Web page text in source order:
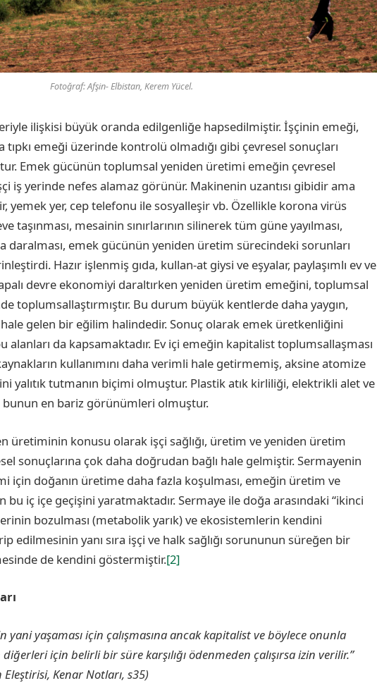
Fotoğraf: Afşin- Elbistan, Kerem Yücel.
ilişkisi büyük oranda edilgenliğe hapsedilmiştir. İşçinin emeği,
emeği üzerinde kontrolü olmadığı gibi çevresel sonuçları
Emek gücünün toplumsal yeniden üretimi emeğin çevresel
iş yerinde nefes alamaz görünür. Makinenin uzantısı gibidir ama
yemek yer, cep telefonu ile sosyalleşir vb. Özellikle korona virüs
taşınması, mesainin sınırlarının silinerek tüm güne yayılması,
daralması, emek gücünün yeniden üretim sürecindeki sorunları
Hazır işlenmiş gıda, kullan-at giysi ve eşyalar, paylaşımlı ev ve
devre ekonomiyi daraltırken yeniden üretim emeğini, toplumsal
toplumsallaştırmıştır. Bu durum büyük kentlerde daha yaygın,
gelen bir eğilim halindedir. Sonuç olarak emek üretkenliğini
alanları da kapsamaktadır. Ev içi emeğin kapitalist toplumsallaşması
kullanımını daha verimli hale getirmemiş, aksine atomize
yalıtık tutmanın biçimi olmuştur. Plastik atık kirliliği, elektrikli alet ve
bunun en bariz görünümleri olmuştur.
üretiminin konusu olarak işçi sağlığı, üretim ve yeniden üretim
sonuçlarına çok daha doğrudan bağlı hale gelmiştir. Sermayenin
için doğanın üretime daha fazla koşulması, emeğin üretim ve
bu iç içe geçişini yaratmaktadır. Sermaye ile doğa arasındaki “ikinci
bozulması (metabolik yarık) ve ekosistemlerin kendini
edilmesinin yanı sıra işçi ve halk sağlığı sorununun süreğen bir
de kendini göstermiştir.[2]
yaşaması için çalışmasına ancak kapitalist ve böylece onunla
için belirli bir süre karşılığı ödenmeden çalışırsa izin verilir.”
Kenar Notları, s35)